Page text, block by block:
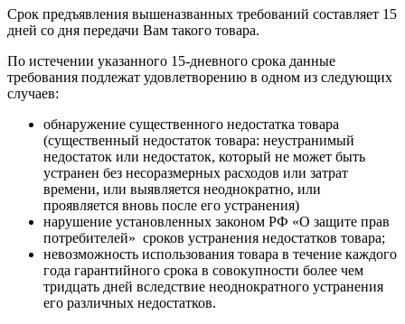
Срок предъявления вышеназванных требований составляет 15
дней со дня передачи Вам такого товара.
По истечении указанного 15-дневного срока данные
требования подлежат удовлетворению в одном из следующих
случаев:
обнаружение существенного недостатка товара
(существенный недостаток товара: неустранимый
недостаток или недостаток, который не может быть
устранен без несоразмерных расходов или затрат
времени, или выявляется неоднократно, или
проявляется вновь после его устранения)
нарушение установленных законом РФ «О защите прав
потребителей» сроков устранения недостатков товара;
невозможность использования товара в течение каждого
года гарантийного срока в совокупности более чем
тридцать дней вследствие неоднократного устранения
его различных недостатков.